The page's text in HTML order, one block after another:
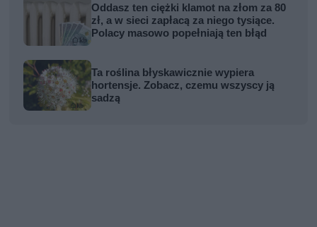
Oddasz ten ciężki klamot na złom za 80
zł, a w sieci zapłacą za niego tysiące.
Polacy masowo popełniają ten błąd
Ta roślina błyskawicznie wypiera
hortensje. Zobacz, czemu wszyscy ją
sadzą